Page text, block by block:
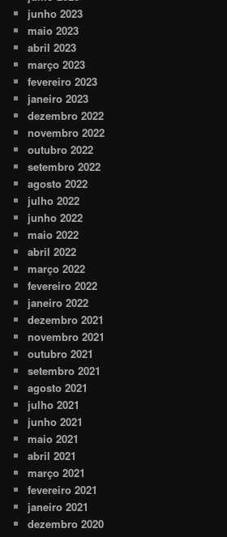
junho 2023
maio 2023
abril 2023
março 2023
fevereiro 2023
janeiro 2023
dezembro 2022
novembro 2022
outubro 2022
setembro 2022
agosto 2022
julho 2022
junho 2022
maio 2022
abril 2022
março 2022
fevereiro 2022
janeiro 2022
dezembro 2021
novembro 2021
outubro 2021
setembro 2021
agosto 2021
julho 2021
junho 2021
maio 2021
abril 2021
março 2021
fevereiro 2021
janeiro 2021
dezembro 2020